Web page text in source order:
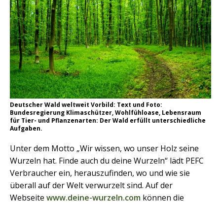
Deutscher Wald weltweit Vorbild: Text und Foto:
Bundesregierung Klimaschützer, Wohlfühloase, Lebensraum
für Tier- und Pflanzenarten: Der Wald erfüllt unterschiedliche
Aufgaben.
Unter dem Motto „Wir wissen, wo unser Holz seine
Wurzeln hat. Finde auch du deine Wurzeln“ lädt PEFC
Verbraucher ein, herauszufinden, wo und wie sie
überall auf der Welt verwurzelt sind. Auf der
Webseite www.deine-wurzeln.com können die